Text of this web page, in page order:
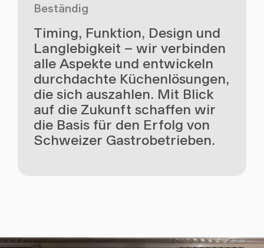
Beständig
Timing, Funktion, Design und
Langlebigkeit – wir verbinden
alle Aspekte und entwickeln
durchdachte Küchenlösungen,
die sich auszahlen. Mit Blick
auf die Zukunft schaffen wir
die Basis für den Erfolg von
Schweizer Gastrobetrieben.